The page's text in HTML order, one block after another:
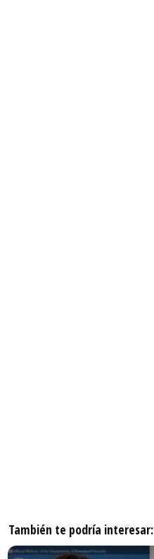
También te podría interesar: